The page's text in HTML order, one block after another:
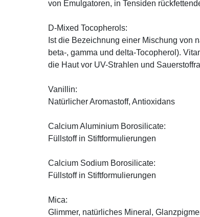
von Emulgatoren, in Tensiden
D-Mixed Tocopherols:
Ist die Bezeichnung einer Mischung von
beta-, gamma und delta-Tocopherol).
die Haut vor UV-Strahlen und
Vanillin:
Natürlicher Aromastoff, Antioxidans
Calcium Aluminium Borosilicate:
Füllstoff in Stiftformulierungen
Calcium Sodium Borosilicate:
Füllstoff in Stiftformulierungen
Mica:
Glimmer, natürliches Mineral,